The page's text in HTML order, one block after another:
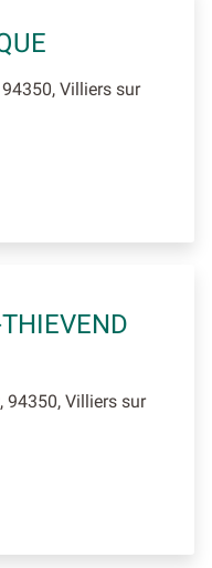
Villiers sur
94350, Villiers sur